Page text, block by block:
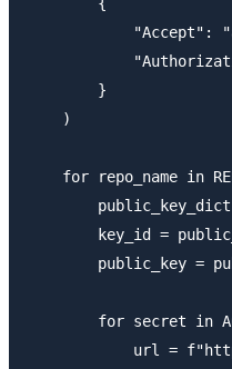
        {
"Accept":
        }
    )
for repo_name in
key_id =
public_key =
for secret in
url =